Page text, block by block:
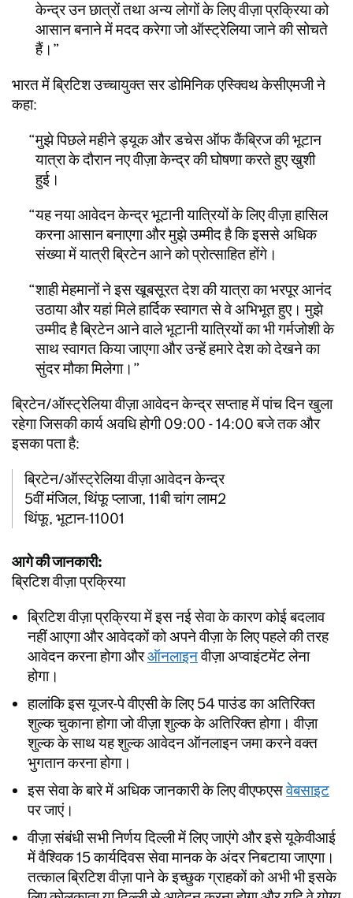
केन्द्र उन छात्रों तथा अन्य लोगों के लिए वीज़ा प्रक्रिया को
आसान बनाने में मदद करेगा जो ऑस्ट्रेलिया जाने की सोचते
हैं।
भारत में ब्रिटिश उच्चायुक्त सर डोमिनिक एस्क्विथ केसीएमजी ने
कहा:
मुझे पिछले महीने ड्यूक और डचेस ऑफ कैंब्रिज की भूटान
यात्रा के दौरान नए वीज़ा केन्द्र की घोषणा करते हुए खुशी
हुई।
यह नया आवेदन केन्द्र भूटानी यात्रियों के लिए वीज़ा हासिल
करना आसान बनाएगा और मुझे उम्मीद है कि इससे अधिक
संख्या में यात्री ब्रिटेन आने को प्रोत्साहित होंगे।
शाही मेहमानों ने इस खूबसूरत देश की यात्रा का भरपूर आनंद
उठाया और यहां मिले हार्दिक स्वागत से वे अभिभूत हुए। मुझे
उम्मीद है ब्रिटेन आने वाले भूटानी यात्रियों का भी गर्मजोशी के
साथ स्वागत किया जाएगा और उन्हें हमारे देश को देखने का
सुंदर मौका मिलेगा।
ब्रिटेन/ऑस्ट्रेलिया वीज़ा आवेदन केन्द्र सप्ताह में पांच दिन खुला
रहेगा जिसकी कार्य अवधि होगी 09:00 - 14:00 बजे तक और
इसका पता है:
ब्रिटेन/ऑस्ट्रेलिया वीज़ा आवेदन केन्द्र
5वीं मंजिल, थिंफू प्लाजा, 11बी चांग लाम2
थिंफू, भूटान-11001
आगे की जानकारी:
ब्रिटिश वीज़ा प्रक्रिया
ब्रिटिश वीज़ा प्रक्रिया में इस नई सेवा के कारण कोई बदलाव
नहीं आएगा और आवेदकों को अपने वीज़ा के लिए पहले की तरह
आवेदन करना होगा औरऑनलाइनवीज़ा अप्वाइंटमेंट लेना
होगा।
हालांकि इस यूजर-पे वीएसी के लिए 54 पाउंड का अतिरिक्त
शुल्क चुकाना होगा जो वीज़ा शुल्क के अतिरिक्त होगा। वीज़ा
शुल्क के साथ यह शुल्क आवेदन ऑनलाइन जमा करने वक्त
भुगतान करना होगा।
इस सेवा के बारे में अधिक जानकारी के लिए वीएफएसवेबसाइट
पर जाएं।
वीज़ा संबंधी सभी निर्णय दिल्ली में लिए जाएंगे और इसे यूकेवीआई
में वैश्विक 15 कार्यदिवस सेवा मानक के अंदर निबटाया जाएगा।
तत्काल ब्रिटिश वीज़ा पाने के इच्छुक ग्राहकों को अभी भी इसके